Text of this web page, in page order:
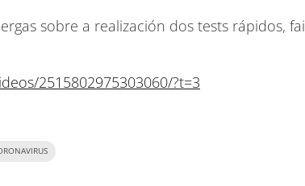
sobre a realización dos tests rápidos, fai
2515802975303060/?t=3